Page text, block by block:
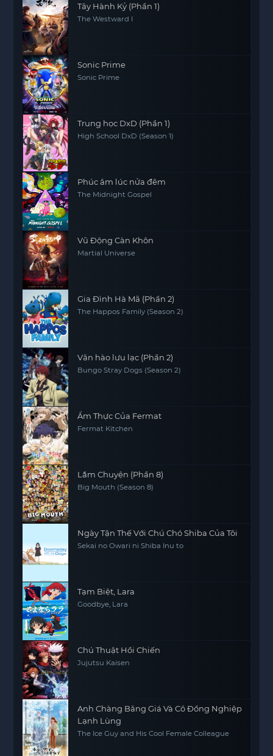
Tây Hành Kỷ (Phần 1)
The Westward I
Sonic Prime
Sonic Prime
Trung học DxD (Phần 1)
High School DxD (Season 1)
Phúc âm lúc nửa đêm
The Midnight Gospel
Vũ Động Càn Khôn
Martial Universe
Gia Đình Hà Mã (Phần 2)
The Happos Family (Season 2)
Văn hào lưu lạc (Phần 2)
Bungo Stray Dogs (Season 2)
Ẩm Thực Của Fermat
Fermat Kitchen
Lắm Chuyện (Phần 8)
Big Mouth (Season 8)
Ngày Tận Thế Với Chú Chó Shiba Của Tôi
Sekai no Owari ni Shiba Inu to
Tạm Biệt, Lara
Goodbye, Lara
Chú Thuật Hồi Chiến
Jujutsu Kaisen
Anh Chàng Băng Giá Và Cô Đồng Nghiệp
Lạnh Lùng
The Ice Guy and His Cool Female Colleague